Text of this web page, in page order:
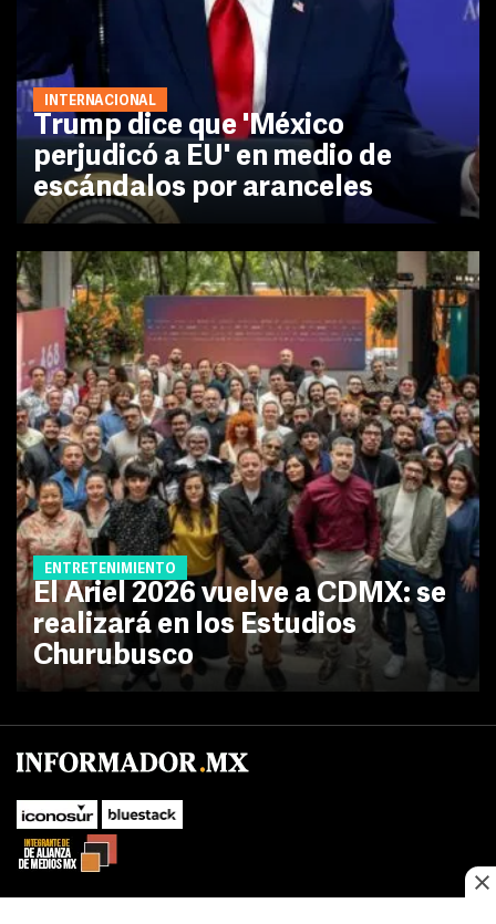
INTERNACIONAL
Trump dice que 'México
perjudicó a EU' en medio de
escándalos por aranceles
ENTRETENIMIENTO
El Ariel 2026 vuelve a CDMX: se
realizará en los Estudios
Churubusco